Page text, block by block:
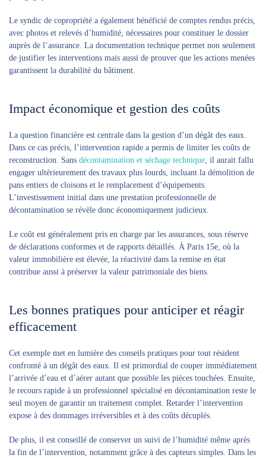
Le syndic de copropriété a également bénéficié de comptes rendus précis,
avec photos et relevés d’humidité, nécessaires pour constituer le dossier
auprès de l’assurance. La documentation technique permet non seulement
de justifier les interventions mais aussi de prouver que les actions menées
garantissent la durabilité du bâtiment.
Impact économique et gestion des coûts
La question financière est centrale dans la gestion d’un dégât des eaux.
Dans ce cas précis, l’intervention rapide a permis de limiter les coûts de
reconstruction. Sans décontamination et séchage technique, il aurait fallu
engager ultérieurement des travaux plus lourds, incluant la démolition de
pans entiers de cloisons et le remplacement d’équipements.
L’investissement initial dans une prestation professionnelle de
décontamination se révèle donc économiquement judicieux.
Le coût est généralement pris en charge par les assurances, sous réserve
de déclarations conformes et de rapports détaillés. À Paris 15e, où la
valeur immobilière est élevée, la réactivité dans la remise en état
contribue aussi à préserver la valeur patrimoniale des biens.
Les bonnes pratiques pour anticiper et réagir
efficacement
Cet exemple met en lumière des conseils pratiques pour tout résident
confronté à un dégât des eaux. Il est primordial de couper immédiatement
l’arrivée d’eau et d’aérer autant que possible les pièces touchées. Ensuite,
le recours rapide à un professionnel spécialisé en décontamination reste le
seul moyen de garantir un traitement complet. Retarder l’intervention
expose à des dommages irréversibles et à des coûts décuplés.
De plus, il est conseillé de conserver un suivi de l’humidité même après
la fin de l’intervention, notamment grâce à des capteurs simples. Dans les